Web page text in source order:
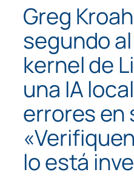
Greg
segundo
kernel de
una IA
errores en
lo está